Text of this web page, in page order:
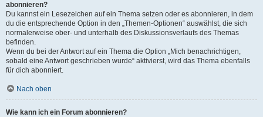
abonnieren?
Du kannst ein Lesezeichen auf ein Thema setzen oder es abonnieren, in dem
du die entsprechende Option in den „Themen-Optionen“ auswählst, die sich
normalerweise ober- und unterhalb des Diskussionsverlaufs des Themas
befinden.
Wenn du bei der Antwort auf ein Thema die Option „Mich benachrichtigen,
sobald eine Antwort geschrieben wurde“ aktivierst, wird das Thema ebenfalls
für dich abonniert.
Nach oben
Wie kann ich ein Forum abonnieren?